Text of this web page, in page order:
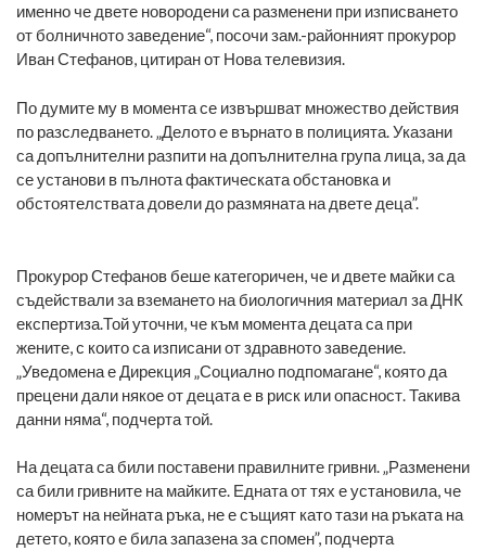
именно че двете новородени са разменени при изписването
от болничното заведение“, посочи зам.-районният прокурор
Иван Стефанов, цитиран от Нова телевизия.
По думите му в момента се извършват множество действия
по разследването. „Делото е върнато в полицията. Указани
са допълнителни разпити на допълнителна група лица, за да
се установи в пълнота фактическата обстановка и
обстоятелствата довели до размяната на двете деца”.
Прокурор Стефанов беше категоричен, че и двете майки са
съдействали за вземането на биологичния материал за ДНК
експертиза.Той уточни, че към момента децата са при
жените, с които са изписани от здравното заведение.
„Уведомена е Дирекция „Социално подпомагане“, която да
прецени дали някое от децата е в риск или опасност. Такива
данни няма“, подчерта той.
На децата са били поставени правилните гривни. „Разменени
са били гривните на майките. Едната от тях е установила, че
номерът на нейната ръка, не е същият като тази на ръката на
детето, която е била запазена за спомен”, подчерта